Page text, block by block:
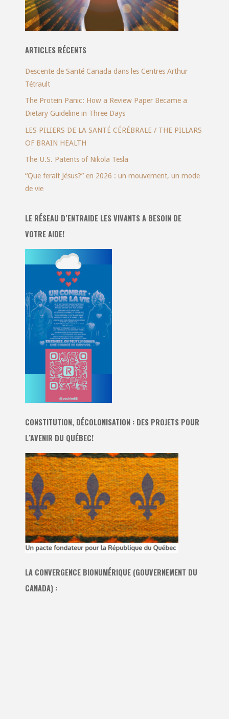
ARTICLES RÉCENTS
Descente de Santé Canada dans les Centres Arthur
Tétrault
The Protein Panic: How a Review Paper Became a
Dietary Guideline in Three Days
LES PILIERS DE LA SANTÉ CÉRÉBRALE / THE PILLARS
OF BRAIN HEALTH
The U.S. Patents of Nikola Tesla
“Que ferait Jésus?” en 2026 : un mouvement, un mode
de vie
LE RÉSEAU D’ENTRAIDE LES VIVANTS A BESOIN DE
VOTRE AIDE!
CONSTITUTION, DÉCOLONISATION : DES PROJETS POUR
L’AVENIR DU QUÉBEC!
LA CONVERGENCE BIONUMÉRIQUE (GOUVERNEMENT DU
CANADA) :